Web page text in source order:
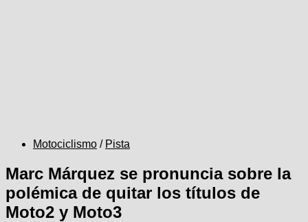
Motociclismo / Pista
Marc Márquez se pronuncia sobre la
polémica de quitar los títulos de
Moto2 y Moto3